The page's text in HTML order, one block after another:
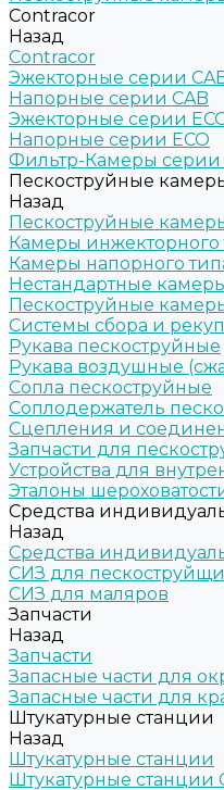
Contracor
Назад
Contracor
Эжекторные серии
Напорные серии CAB
Эжекторные серии
Напорные серии ECO
Фильтр-Камеры серии
Пескоструйные
Назад
Пескоструйные
Камеры инжекторного
Камеры напорного
Нестандартные
Пескоструйные
Системы сбора и
Рукава пескоструйные
Рукава воздушные
Сопла пескоструйные
Соплодержатель
Сцепления и
Запчасти для
Устройства для
Эталоны
Средства
Назад
Средства
СИЗ для
СИЗ для маляров
Запчасти
Назад
Запчасти
Запасные части для
Запасные части для
Штукатурные станции
Назад
Штукатурные станции
Штукатурные станции